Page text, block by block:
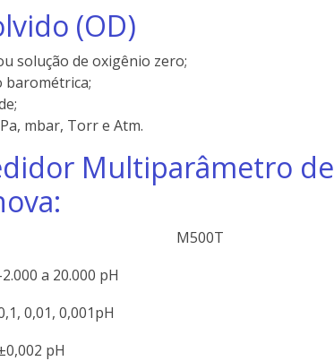
(OD)
solução de oxigênio zero;
barométrica;
mbar, Torr e Atm.
Multiparâmetro de
M500T
a 20.000 pH
0,01, 0,001pH
pH